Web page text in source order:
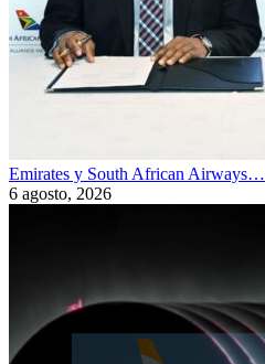
Emirates y South African Airways…
6 agosto, 2026